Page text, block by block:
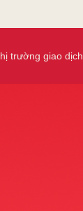
trường giao dịch